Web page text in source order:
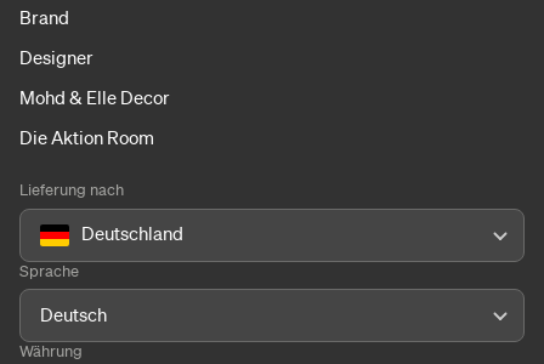
Brand
Designer
Mohd & Elle Decor
Die Aktion Room
Lieferung nach
Deutschland
Sprache
Deutsch
Währung